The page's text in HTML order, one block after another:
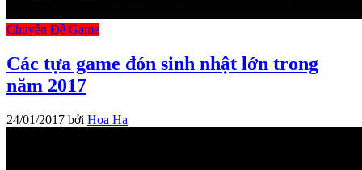
Chuyên Đề Game
Các tựa game đón sinh nhật lớn trong
năm 2017
24/01/2017 bởi Hoa Ha